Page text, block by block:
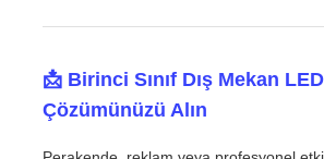
📩 Birinci Sınıf Dış Mekan LED
Çözümünüzü Alın